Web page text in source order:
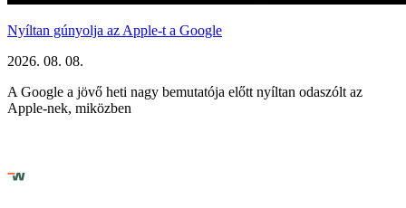
Nyíltan gúnyolja az Apple-t a Google
2026. 08. 08.
A Google a jövő heti nagy bemutatója előtt nyíltan odaszólt az
Apple-nek, miközben